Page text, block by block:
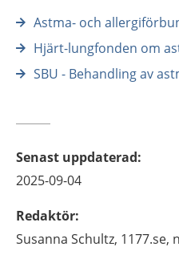
Astma- och
Hjärt-lungfonden om
SBU - Behandling av
Senast uppdaterad:
2025-09-04
Redaktör:
Susanna Schultz, 1177.se,